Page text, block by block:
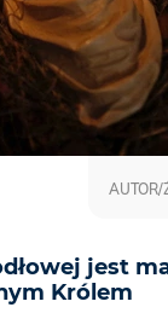
jest
Królem
AUTOR/